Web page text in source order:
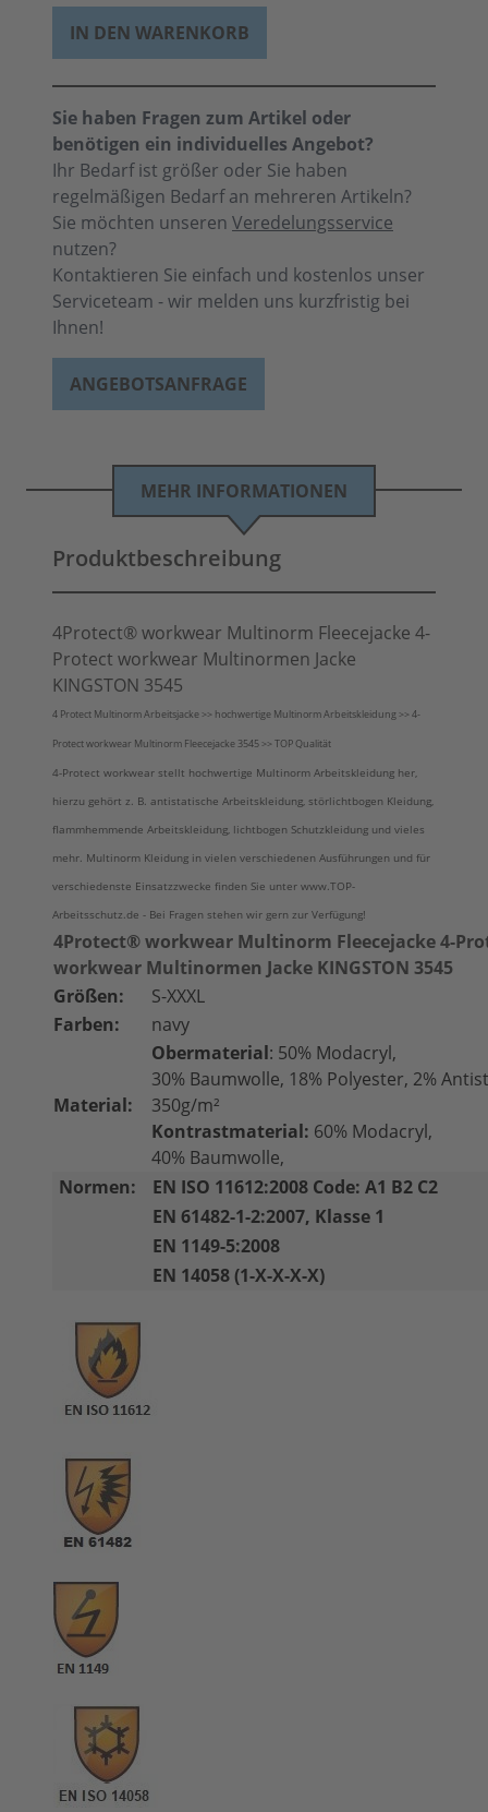
IN DEN WARENKORB
Sie haben Fragen zum Artikel oder
benötigen ein individuelles Angebot?
Ihr Bedarf ist größer oder Sie haben
regelmäßigen Bedarf an mehreren Artikeln?
Sie möchten unseren Veredelungsservice
nutzen?
Kontaktieren Sie einfach und kostenlos unser
Serviceteam - wir melden uns kurzfristig bei
Ihnen!
ANGEBOTSANFRAGE
MEHR INFORMATIONEN
Produktbeschreibung
4Protect® workwear Multinorm Fleecejacke 4-
Protect workwear Multinormen Jacke
KINGSTON 3545
4 Protect Multinorm Arbeitsjacke >> hochwertige Multinorm Arbeitskleidung >> 4-
Protect workwear Multinorm Fleecejacke 3545 >> TOP Qualität
4-Protect workwear stellt hochwertige Multinorm Arbeitskleidung her,
hierzu gehört z. B. antistatische Arbeitskleidung, störlichtbogen Kleidung,
flammhemmende Arbeitskleidung, lichtbogen Schutzkleidung und vieles
mehr. Multinorm Kleidung in vielen verschiedenen Ausführungen und für
verschiedenste Einsatzzwecke finden Sie unter www.TOP-
Arbeitsschutz.de - Bei Fragen stehen wir gern zur Verfügung!
4Protect® workwear Multinorm Fleecejacke 4-
workwear Multinormen Jacke KINGSTON 3545
Größen:
S-XXXL
Farben:
navy
Material:
Obermaterial: 50% Modacryl,
30% Baumwolle, 18% Polyester, 2%
350g/m²
Kontrastmaterial: 60% Modacryl,
40% Baumwolle,
Normen:
EN ISO 11612:2008 Code: A1 B2 C2
EN 61482-1-2:2007, Klasse 1
EN 1149-5:2008
EN 14058 (1-X-X-X-X)